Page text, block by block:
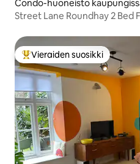
Condo-huoneisto
Street Lane Roundhay 2 Bed
Vieraiden suosikkien
Vieraiden suosikki